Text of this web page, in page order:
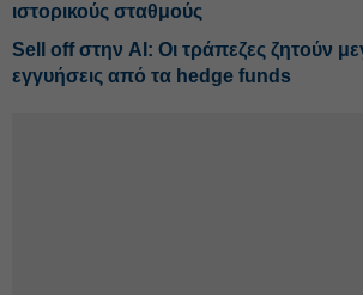
ιστορικούς σταθμούς
Sell off στην AI: Οι τράπεζες ζητούν
εγγυήσεις από τα hedge funds